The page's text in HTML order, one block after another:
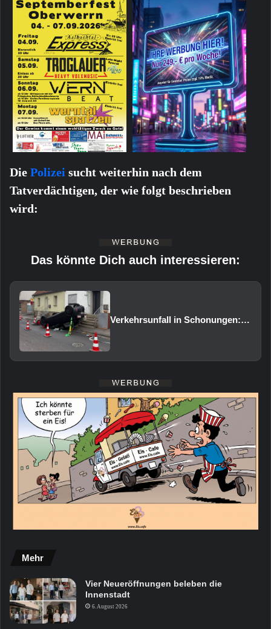
Die Polizei sucht weiterhin nach dem
Tatverdächtigen, der wie folgt beschrieben
wird:
Das könnte Dich auch interessieren:
Verkehrsunfall in Schonungen: Pkw überschlägt sich auf das Dach
Mehr
Vier Neueröffnungen beleben die
Innenstadt
6. August 2026